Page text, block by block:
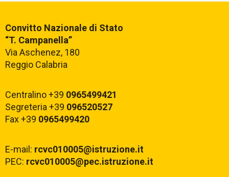
Convitto Nazionale di Stato
“T. Campanella”
Via Aschenez, 180
Reggio Calabria
Centralino +39 0965499421
Segreteria +39 096520527
Fax +39 0965499420
E-mail: rcvc010005@istruzione.it
PEC: rcvc010005@pec.istruzione.it